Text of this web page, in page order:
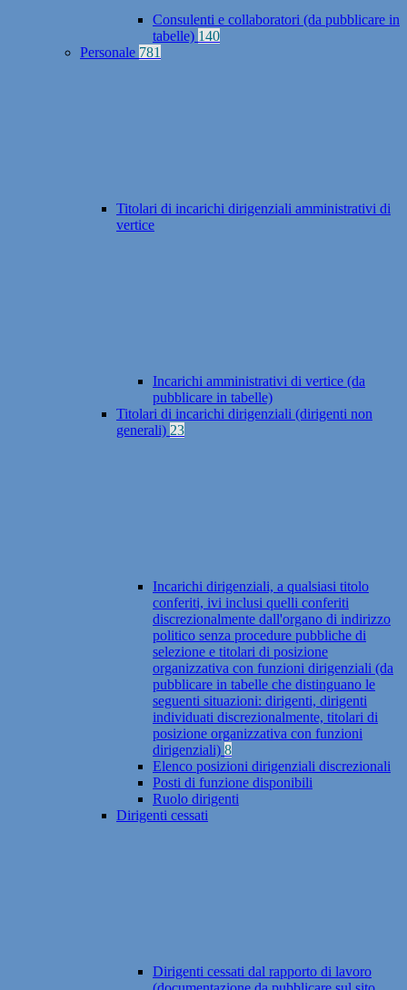
Consulenti e collaboratori (da pubblicare in
tabelle) 140
Personale 781
Titolari di incarichi dirigenziali amministrativi di
vertice
Incarichi amministrativi di vertice (da
pubblicare in tabelle)
Titolari di incarichi dirigenziali (dirigenti non
generali) 23
Incarichi dirigenziali, a qualsiasi titolo
conferiti, ivi inclusi quelli conferiti
discrezionalmente dall'organo di indirizzo
politico senza procedure pubbliche di
selezione e titolari di posizione
organizzativa con funzioni dirigenziali (da
pubblicare in tabelle che distinguano le
seguenti situazioni: dirigenti, dirigenti
individuati discrezionalmente, titolari di
posizione organizzativa con funzioni
dirigenziali) 8
Elenco posizioni dirigenziali discrezionali
Posti di funzione disponibili
Ruolo dirigenti
Dirigenti cessati
Dirigenti cessati dal rapporto di lavoro